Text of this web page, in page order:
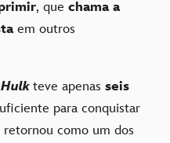
, que chama a
em outros
teve apenas seis
para conquistar
retornou como um dos